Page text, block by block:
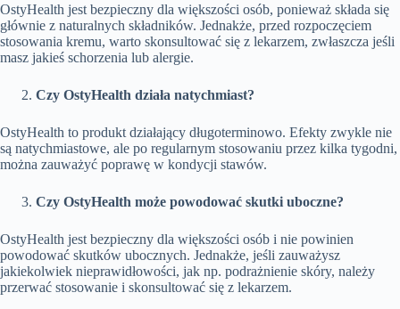
OstyHealth jest bezpieczny dla większości osób, ponieważ składa się
głównie z naturalnych składników. Jednakże, przed rozpoczęciem
stosowania kremu, warto skonsultować się z lekarzem, zwłaszcza jeśli
masz jakieś schorzenia lub alergie.
Czy OstyHealth działa natychmiast?
OstyHealth to produkt działający długoterminowo. Efekty zwykle nie
są natychmiastowe, ale po regularnym stosowaniu przez kilka tygodni,
można zauważyć poprawę w kondycji stawów.
Czy OstyHealth może powodować skutki uboczne?
OstyHealth jest bezpieczny dla większości osób i nie powinien
powodować skutków ubocznych. Jednakże, jeśli zauważysz
jakiekolwiek nieprawidłowości, jak np. podrażnienie skóry, należy
przerwać stosowanie i skonsultować się z lekarzem.